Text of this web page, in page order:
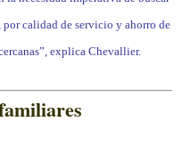
calidad de servicio y ahorro de
explica Chevallier.